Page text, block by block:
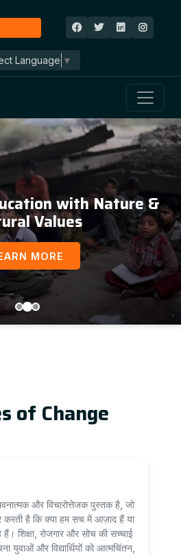
Language ▼
with Nature &
Values
MORE
of Change
और विचारोत्तेजक पुस्तक है, जो
है कि क्या हम सच में आज़ाद हैं या
शिक्षा, रोजगार और सोच की सच्चाई
युवाओं और विद्यार्थियों को आत्मचिंतन,